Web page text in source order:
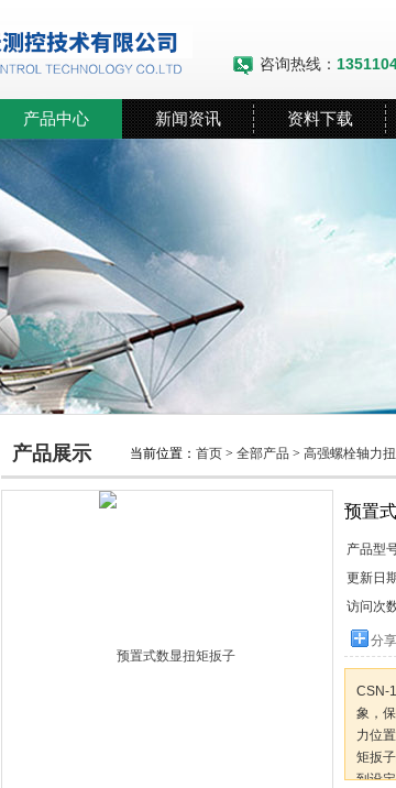
咨询热线：
产品中心 新闻资讯 资料下载
产品展示 当前位置： 首页 > 全部产品 > 高强螺栓轴力
预置
产品型
更新日
访问次
分
CSN-
象，
力位
矩扳
到设